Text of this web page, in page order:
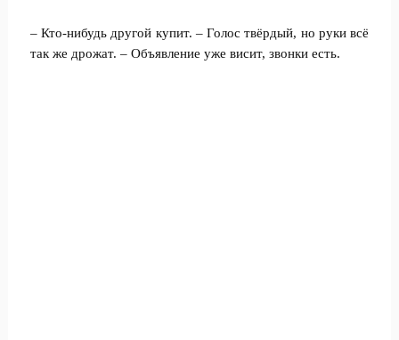
– Кто-нибудь другой купит. – Голос твёрдый, но руки всё
так же дрожат. – Объявление уже висит, звонки есть.